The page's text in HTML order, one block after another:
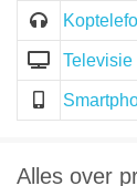
Televisie
Alles over